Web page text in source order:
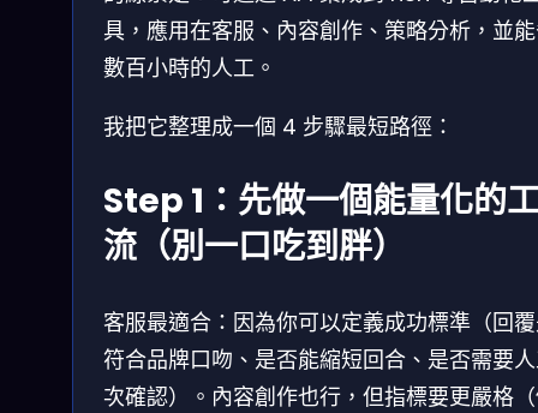
具，應用在客服、內容創作、策略分析，並
數百小時的人工。
我把它整理成一個 4 步驟最短路徑：
Step 1：先做一個能量化的
流（別一口吃到胖）
客服最適合：因為你可以定義成功標準（回
符合品牌口吻、是否能縮短回合、是否需要
次確認）。內容創作也行，但指標要更嚴格